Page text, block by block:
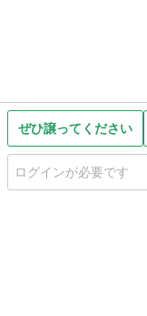
ぜひ譲ってください